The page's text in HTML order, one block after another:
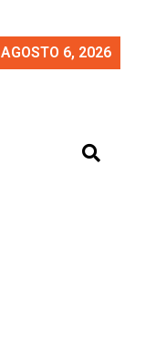
AGOSTO 6, 2026